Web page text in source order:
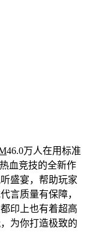
46.0万人在用标准
血竞技的全新作
盛宴，帮助玩家
言质量有保障，
印上也有着超高
为你打造极致的